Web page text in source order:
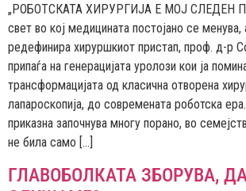
„РОБОТСКАТА ХИРУРГИЈА Е МОЈ СЛЕДЕН
свет во кој медицината постојано се менува,
редефинира хируршкиот пристап, проф. д-р
припаѓа на генерацијата уролози кои ја
трансформацијата од класична отворена
лапароскопија, до современата роботска
приказна започнува многу порано, во
не била само […]
ГЛАВОБОЛКАТА ЗБОРУВА,